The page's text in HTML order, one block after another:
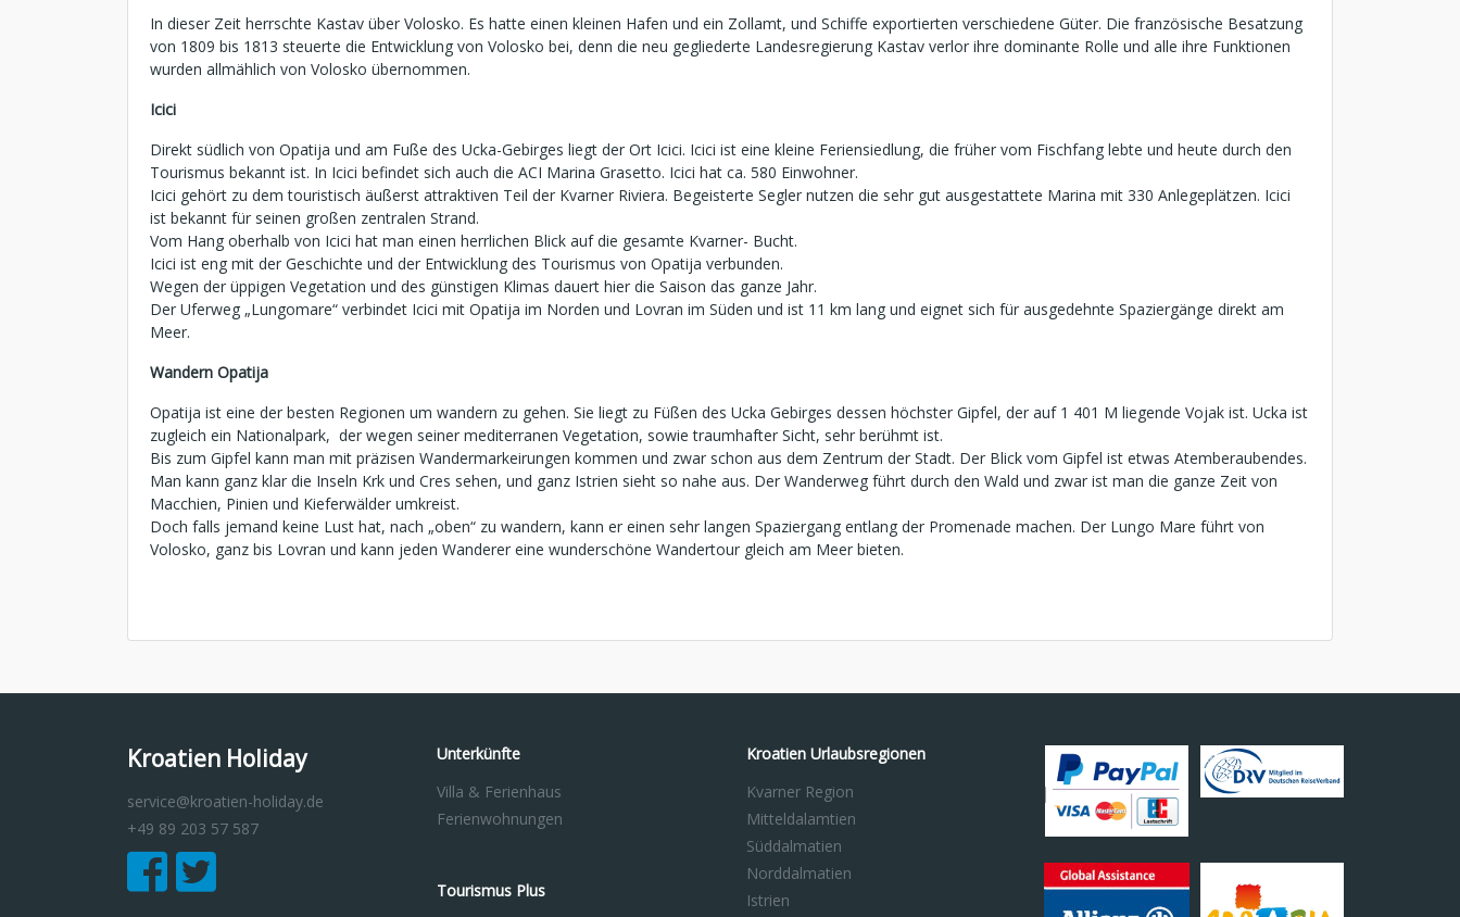
In dieser Zeit herrschte Kastav über Volosko. Es hatte einen kleinen Hafen und ein Zollamt, und Schiffe exportierten verschiedene Güter. Die französische Besatzung
von 1809 bis 1813 steuerte die Entwicklung von Volosko bei, denn die neu gegliederte Landesregierung Kastav verlor ihre dominante Rolle und alle ihre Funktionen
wurden allmählich von Volosko übernommen.
Icici
Direkt südlich von Opatija und am Fuße des Ucka-Gebirges liegt der Ort Icici. Icici ist eine kleine Feriensiedlung, die früher vom Fischfang lebte und heute durch den
Tourismus bekannt ist. In Icici befindet sich auch die ACI Marina Grasetto. Icici hat ca. 580 Einwohner.
Icici gehört zu dem touristisch äußerst attraktiven Teil der Kvarner Riviera. Begeisterte Segler nutzen die sehr gut ausgestattete Marina mit 330 Anlegeplätzen. Icici
ist bekannt für seinen großen zentralen Strand.
Vom Hang oberhalb von Icici hat man einen herrlichen Blick auf die gesamte Kvarner- Bucht.
Icici ist eng mit der Geschichte und der Entwicklung des Tourismus von Opatija verbunden.
Wegen der üppigen Vegetation und des günstigen Klimas dauert hier die Saison das ganze Jahr.
Der Uferweg „Lungomare“ verbindet Icici mit Opatija im Norden und Lovran im Süden und ist 11 km lang und eignet sich für ausgedehnte Spaziergänge direkt am
Meer.
Wandern Opatija
Opatija ist eine der besten Regionen um wandern zu gehen. Sie liegt zu Füßen des Ucka Gebirges dessen höchster Gipfel, der auf 1 401 M liegende Vojak ist. Ucka ist
zugleich ein Nationalpark, der wegen seiner mediterranen Vegetation, sowie traumhafter Sicht, sehr berühmt ist.
Bis zum Gipfel kann man mit präzisen Wandermarkeirungen kommen und zwar schon aus dem Zentrum der Stadt. Der Blick vom Gipfel ist etwas Atemberaubendes.
Man kann ganz klar die Inseln Krk und Cres sehen, und ganz Istrien sieht so nahe aus. Der Wanderweg führt durch den Wald und zwar ist man die ganze Zeit von
Macchien, Pinien und Kieferwälder umkreist.
Doch falls jemand keine Lust hat, nach „oben“ zu wandern, kann er einen sehr langen Spaziergang entlang der Promenade machen. Der Lungo Mare führt von
Volosko, ganz bis Lovran und kann jeden Wanderer eine wunderschöne Wandertour gleich am Meer bieten.
Kroatien Holiday
service@kroatien-holiday.de
+49 89 203 57 587
Unterkünfte
Villa & Ferienhaus
Ferienwohnungen
Tourismus Plus
Kroatien Urlaubsregionen
Kvarner Region
Mitteldalamtien
Süddalmatien
Norddalmatien
Istrien